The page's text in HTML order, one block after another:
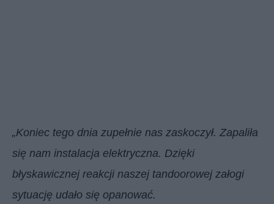
„Koniec tego dnia zupełnie nas zaskoczył. Zapaliła
się nam instalacja elektryczna. Dzięki
błyskawicznej reakcji naszej tandoorowej załogi
sytuację udało się opanować.